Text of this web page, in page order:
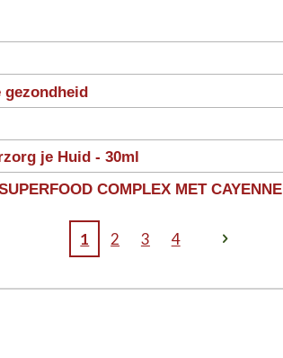
gezondheid
je Huid - 30ml
COMPLEX MET CAYENNE
1 2 3 4